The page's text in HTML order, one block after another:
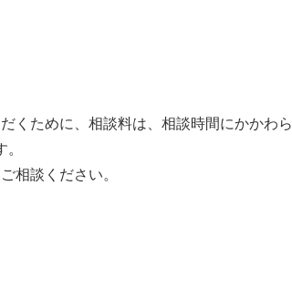
くために、相談料は、相談時間にかかわら
相談ください。